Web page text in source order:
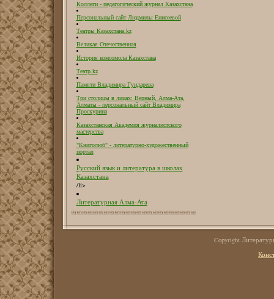
Коллеги - педагогический журнал Казахстана
Персональный сайт Людмилы Енисеевой
Театры Казахстана.kz
Великая Отечественная
История комсомола Казахстана
Театр.kz
Памяти Владимира Гундарева
Три столицы в лицах: Верный, Алма-Ата,
Алматы - персональный сайт Владимира
Проскурина
Казахстанская Академия журналистского
мастерства
"Книголюб" - литературно-художественный
портал
Русский язык и литература в школах
Казахстана
/li>
Литературная Алма-Ата
Copyright